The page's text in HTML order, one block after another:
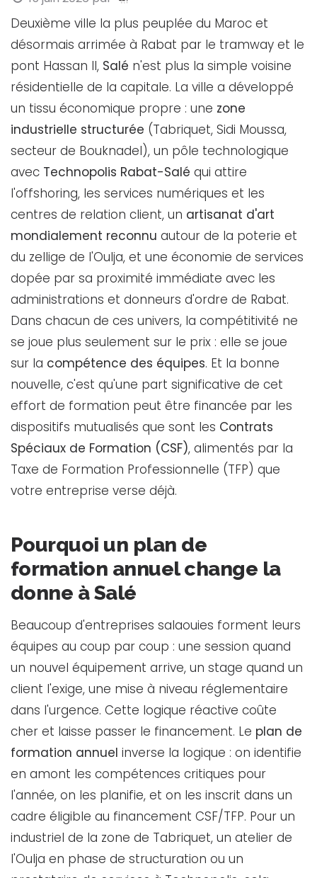
Deuxième ville la plus peuplée du Maroc et
désormais arrimée à Rabat par le tramway et le
pont Hassan II, Salé n'est plus la simple voisine
résidentielle de la capitale. La ville a développé
un tissu économique propre : une zone
industrielle structurée (Tabriquet, Sidi Moussa,
secteur de Bouknadel), un pôle technologique
avec Technopolis Rabat-Salé qui attire
l'offshoring, les services numériques et les
centres de relation client, un artisanat d'art
mondialement reconnu autour de la poterie et
du zellige de l'Oulja, et une économie de services
dopée par sa proximité immédiate avec les
administrations et donneurs d'ordre de Rabat.
Dans chacun de ces univers, la compétitivité ne
se joue plus seulement sur le prix : elle se joue
sur la compétence des équipes. Et la bonne
nouvelle, c'est qu'une part significative de cet
effort de formation peut être financée par les
dispositifs mutualisés que sont les Contrats
Spéciaux de Formation (CSF), alimentés par la
Taxe de Formation Professionnelle (TFP) que
votre entreprise verse déjà.
Pourquoi un plan de
formation annuel change la
donne à Salé
Beaucoup d'entreprises salaouies forment leurs
équipes au coup par coup : une session quand
un nouvel équipement arrive, un stage quand un
client l'exige, une mise à niveau réglementaire
dans l'urgence. Cette logique réactive coûte
cher et laisse passer le financement. Le plan de
formation annuel inverse la logique : on identifie
en amont les compétences critiques pour
l'année, on les planifie, et on les inscrit dans un
cadre éligible au financement CSF/TFP. Pour un
industriel de la zone de Tabriquet, un atelier de
l'Oulja en phase de structuration ou un